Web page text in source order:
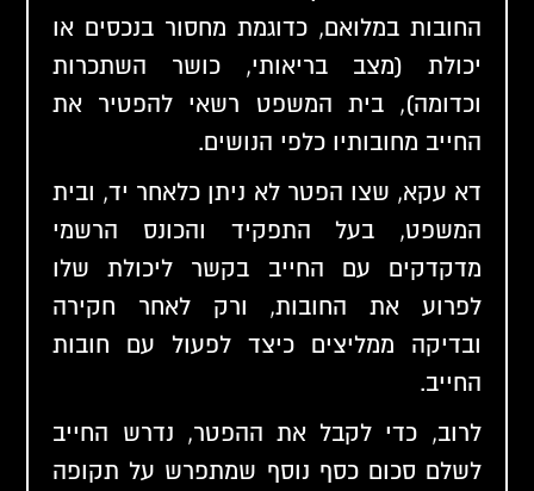
החובות במלואם, כדוגמת מחסור בנכסים או
יכולת (מצב בריאותי, כושר השתכרות
וכדומה), בית המשפט רשאי להפטיר את
החייב מחובותיו כלפי הנושים.
דא עקא, שצו הפטר לא ניתן כלאחר יד, ובית
המשפט, בעל התפקיד והכונס הרשמי
מדקדקים עם החייב בקשר ליכולת שלו
לפרוע את החובות, ורק לאחר חקירה
ובדיקה ממליצים כיצד לפעול עם חובות
החייב.
לרוב, כדי לקבל את ההפטר, נדרש החייב
לשלם סכום כסף נוסף שמתפרש על תקופה